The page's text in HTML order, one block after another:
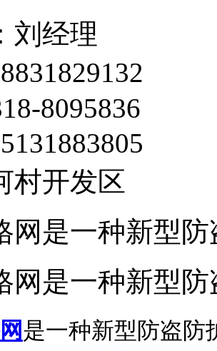
刘经理
村开发区
网是一种新型
网是一种新型
是一种新型防盗防